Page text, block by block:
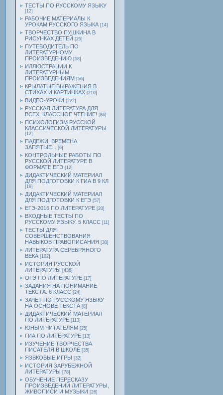
ТЕСТЫ ПО РУССКОМУ ЯЗЫКУ
[12]
РАБОЧИЕ МАТЕРИАЛЫ К
УРОКАМ РУССКОГО ЯЗЫКА [14]
ТВОРЧЕСТВО ПУШКИНА В
РИСУНКАХ ДЕТЕЙ [25]
ПУТЕВОДИТЕЛЬ ПО
ЛИТЕРАТУРНОМУ
ПРОИЗВЕДЕНИЮ [58]
ИЛЛЮСТРАЦИИ К
ЛИТЕРАТУРНЫМ
ПРОИЗВЕДЕНИЯМ [56]
КРЫЛАТЫЕ ВЫРАЖЕНИЯ В
СТИХАХ И КАРТИНКАХ [210]
ВИДЕО-УРОКИ [222]
РУССКАЯ ЛИТЕРАТУРА ДЛЯ
ВСЕХ. КЛАССНОЕ ЧТЕНИЕ! [86]
ПСИХОЛОГИЗМ РУССКОЙ
КЛАССИЧЕСКОЙ ЛИТЕРАТУРЫ
[12]
ПАДЕЖИ, ВРЕМЕНА,
ЗАПЯТЫЕ...
[6]
КОНТРОЛЬНЫЕ РАБОТЫ ПО
РУССКОЙ ЛИТЕРАТУРЕ В
ФОРМАТЕ ЕГЭ [12]
ДИДАКТИЧЕСКИЙ МАТЕРИАЛ
ДЛЯ ПОДГОТОВКИ К ГИА В 9 КЛ
[19]
ДИДАКТИЧЕСКИЙ МАТЕРИАЛ
ДЛЯ ПОДГОТОВКИ К ЕГЭ [57]
ЕГЭ-2016 ПО ЛИТЕРАТУРЕ [20]
ВХОДНЫЕ ТЕСТЫ ПО
РУССКОМУ ЯЗЫКУ. 5 КЛАСС [11]
ТЕСТЫ ДЛЯ
СОВЕРШЕНСТВОВАНИЯ
НАВЫКОВ ПРАВОПИСАНИЯ [30]
ЛИТЕРАТУРА СЕРЕБРЯНОГО
ВЕКА [102]
ИСТОРИЯ РУССКОЙ
ЛИТЕРАТУРЫ [436]
ОГЭ ПО ЛИТЕРАТУРЕ [17]
ЗАДАНИЯ НА ПОНИМАНИЕ
ТЕКСТА. 6 КЛАСС [24]
ЗАЧЕТ ПО РУССКОМУ ЯЗЫКУ
НА ОСНОВЕ ТЕКСТА [8]
ДИДАКТИЧЕСКИЙ МАТЕРИАЛ
ПО ЛИТЕРАТУРЕ [113]
ЮНЫМ ЧИТАТЕЛЯМ [25]
ГИА ПО ЛИТЕРАТУРЕ [13]
ИЗУЧЕНИЕ ТВОРЧЕСТВА
ПИСАТЕЛЯ В ШКОЛЕ [35]
ЯЗВКОВЫЕ ИГРЫ [32]
ИСТОРИЯ ЗАРУБЕЖНОЙ
ЛИТЕРАТУРЫ [78]
ОБУЧЕНИЕ ПЕРЕСКАЗУ
ПРОИЗВЕДЕНИЙ ЛИТЕРАТУРЫ,
ЖИВОПИСИ И МУЗЫКИ [26]